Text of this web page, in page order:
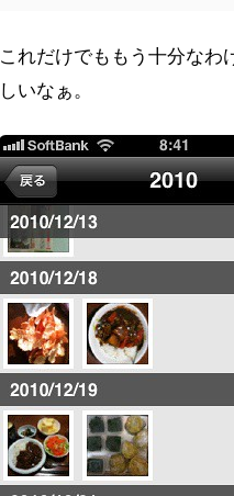
これだけでももう十分な
しいなぁ。